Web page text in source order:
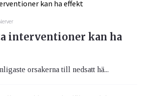
interventioner kan ha
orsakerna till nedsatt hä...